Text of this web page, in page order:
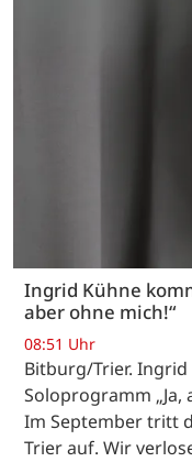
Ingrid Kühne
aber ohne mich!“
08:51 Uhr
Bitburg/Trier.
Soloprogramm „Ja,
Im September tritt
Trier auf. Wir